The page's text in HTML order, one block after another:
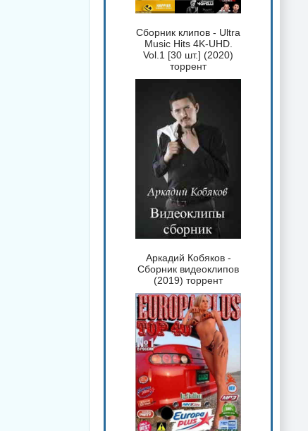
Сборник клипов - Ultra
Music Hits 4K-UHD.
Vol.1 [30 шт.] (2020)
торрент
Аркадий Кобяков -
Сборник видеоклипов
(2019) торрент